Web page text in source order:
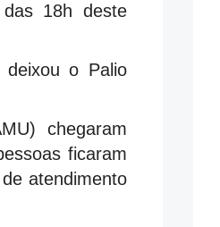
18h deste
o Palio
chegaram
ficaram
atendimento